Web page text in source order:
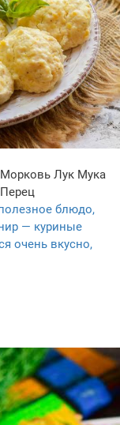
Морковь Лук Мука
Перец
блюдо,
— куриные
очень вкусно,